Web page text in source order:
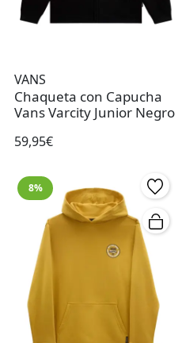
VANS
Chaqueta con Capucha
Vans Varcity Junior Negro
59,95€
8%